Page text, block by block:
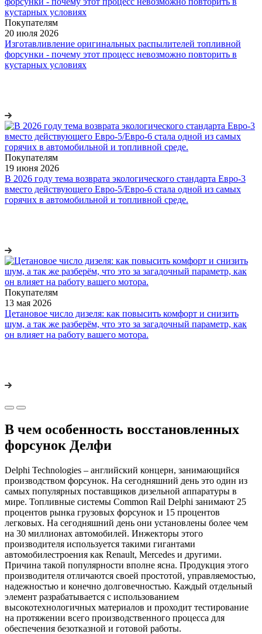
Покупателям
20 июля 2026
Изготавливление оригинальных распылителей топливной
форсунки - почему этот процесс невозможно повторить в
кустарных условиях
Покупателям
19 июня 2026
В 2026 году тема возврата экологического стандарта Евро-3
вместо действующего Евро-5/Евро-6 стала одной из самых
горячих в автомобильной и топливной среде.
Покупателям
13 мая 2026
Цетановое число дизеля: как повысить комфорт и снизить
шум, а так же разберём, что это за загадочный параметр, как
он влияет на работу вашего мотора.
В чем особенность восстановленных
форсунок Делфи
Delphi Technologies – английский концерн, занимающийся
производством форсунок. На сегодняшний день это один из
самых популярных поставщиков дизельной аппаратуры в
мире. Топливные системы Common Rail Delphi занимают 25
процентов рынка грузовых форсунок и 15 процентов
легковых. На сегодняшний день они установлены более чем
на 30 миллионах автомобилей. Инжекторы этого
производителя используется такими гигантами
автомобилестроения как Renault, Mercedes и другими.
Причина такой популярности вполне ясна. Продукция этого
производителя отличаются своей простотой, управляемостью,
надежностью и конечно долговечностью. Каждый отдельный
элемент разрабатывается с использованием
высокотехнологичных материалов и проходит тестирование
на протяжении всего производственного процесса для
обеспечения безотказной и готовой работы.